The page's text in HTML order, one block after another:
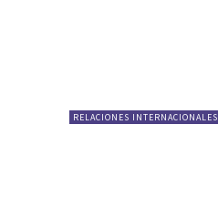
RELACIONES INTERNACIONALES